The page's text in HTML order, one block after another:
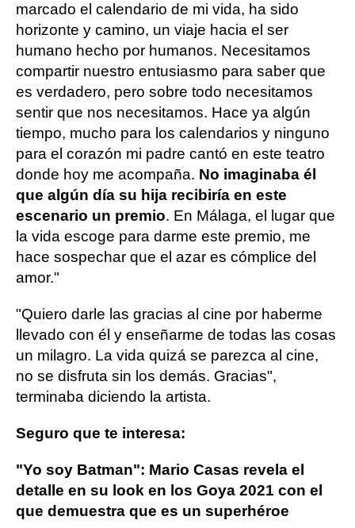
marcado el calendario de mi vida, ha sido
horizonte y camino, un viaje hacia el ser
humano hecho por humanos. Necesitamos
compartir nuestro entusiasmo para saber que
es verdadero, pero sobre todo necesitamos
sentir que nos necesitamos. Hace ya algún
tiempo, mucho para los calendarios y ninguno
para el corazón mi padre cantó en este teatro
donde hoy me acompaña. No imaginaba él
que algún día su hija recibiría en este
escenario un premio. En Málaga, el lugar que
la vida escoge para darme este premio, me
hace sospechar que el azar es cómplice del
amor."
"Quiero darle las gracias al cine por haberme
llevado con él y enseñarme de todas las cosas
un milagro. La vida quizá se parezca al cine,
no se disfruta sin los demás. Gracias",
terminaba diciendo la artista.
Seguro que te interesa:
"Yo soy Batman": Mario Casas revela el
detalle en su look en los Goya 2021 con el
que demuestra que es un superhéroe